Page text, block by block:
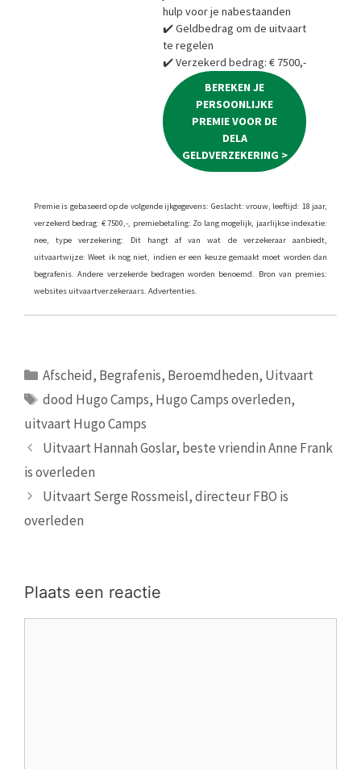
hulp voor je nabestaanden
✔️ Geldbedrag om de uitvaart
te regelen
✔️ Verzekerd bedrag: € 7500,-
BEREKEN JE
PERSOONLIJKE
PREMIE VOOR DE
DELA
GELDVERZEKERING >
Premie is gebaseerd op de volgende ijkgegevens: Geslacht: vrouw, leeftijd: 18 jaar,
verzekerd bedrag: € 7500,-, premiebetaling: Zo lang mogelijk, jaarlijkse indexatie:
nee, type verzekering: Dit hangt af van wat de verzekeraar aanbiedt,
uitvaartwijze: Weet ik nog niet, indien er een keuze gemaakt moet worden dan
begrafenis. Andere verzekerde bedragen worden benoemd. Bron van premies:
websites uitvaartverzekeraars. Advertenties.
Categorieën
Afscheid, Begrafenis, Beroemdheden, Uitvaart
Tags
dood Hugo Camps, Hugo Camps overleden,
uitvaart Hugo Camps
Uitvaart Hannah Goslar, beste vriendin Anne Frank
is overleden
Uitvaart Serge Rossmeisl, directeur FBO is
overleden
Plaats een reactie